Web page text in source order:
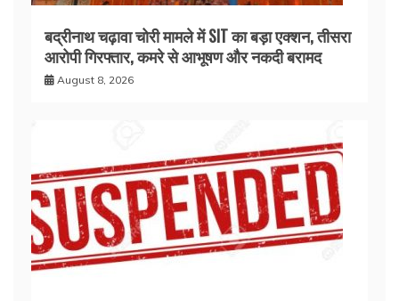
बद्रीनाथ चढ़ावा चोरी मामले में SIT का बड़ा एक्शन, तीसरा
आरोपी गिरफ्तार, कमरे से आभूषण और नकदी बरामद
August 8, 2026